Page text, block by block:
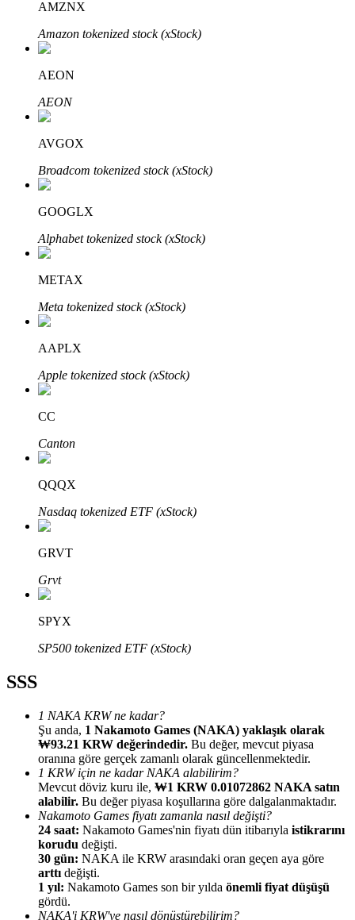
Otomatik Yatırım
Uzun vadeli kâr ve esnek çıkarlar elde edin
Stake Etmeyi Öğrenin
Pasif gelir kazanma hakkında bilgi edinin
Bitrue
AI
Bitrue Ortakları
Yönlendirme
Arkadaşını davet et, nakit ödüller kazan
Deposit CASHCAT & Win
AMZNX
Amazon tokenized stock (xStock)
AEON
AEON
AVGOX
Broadcom tokenized stock (xStock)
GOOGLX
Alphabet tokenized stock (xStock)
METAX
Meta tokenized stock (xStock)
AAPLX
Apple tokenized stock (xStock)
CC
Canton
QQQX
Nasdaq tokenized ETF (xStock)
GRVT
Grvt
SPYX
SP500 tokenized ETF (xStock)
SSS
1 NAKA KRW ne kadar?
Şu anda, 1 Nakamoto Games (NAKA) yaklaşık olarak
₩93.21 KRW değerindedir. Bu değer, mevcut piyasa
oranına göre gerçek zamanlı olarak güncellenmektedir.
1 KRW için ne kadar NAKA alabilirim?
Mevcut döviz kuru ile, ₩1 KRW 0.01072862 NAKA satın
alabilir. Bu değer piyasa koşullarına göre dalgalanmaktadır.
Nakamoto Games fiyatı zamanla nasıl değişti?
24 saat: Nakamoto Games'nin fiyatı dün itibarıyla istikrarını
korudu değişti.
30 gün: NAKA ile KRW arasındaki oran geçen aya göre
arttı değişti.
1 yıl: Nakamoto Games son bir yılda önemli fiyat düşüşü
gördü.
NAKA'i KRW'ye nasıl dönüştürebilirim?